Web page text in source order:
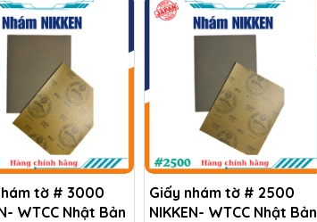
tờ # 3000
WTCC Nhật Bản
Giấy nhám tờ # 2500
NIKKEN- WTCC Nhật Bản